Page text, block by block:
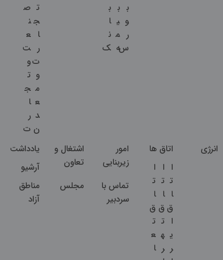
ب
و
ر
س
ب
ی
م
ه
ب
ا
ن
ک
ت
ج
ا
ر
ت
و
م
ع
د
ن
ص
ن
ع
ت
و
ت
ج
ا
ر
ت
انرژی
اتاق ها
ا
ت
ا
ق
ا
ی
ر
ا
ت
ا
ق
ت
ه
ر
ا
ت
ا
ق
ت
ع
ا
امور
زیربنایی
اشتغال و
تعاون
یادداشت
آرشیو
تماس با
سردبیر
مجلس
مناطق
آزاد